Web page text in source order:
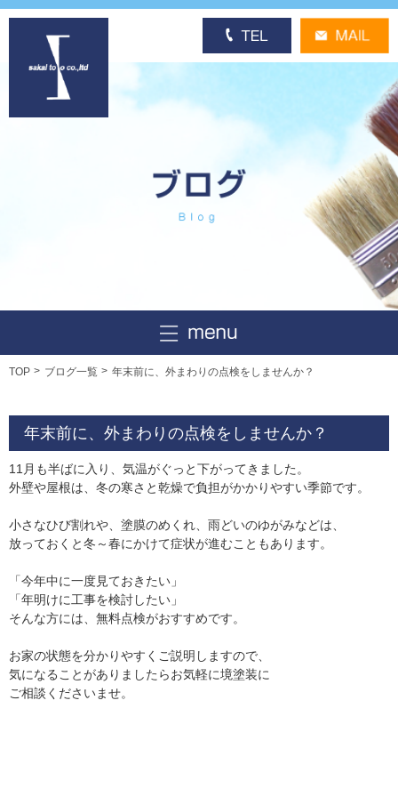
TOP ブログ一覧 年末前に、外まわりの点検をしませんか？
年末前に、外まわりの点検をしませんか？
11月も半ばに入り、気温がぐっと下がってきました。
外壁や屋根は、冬の寒さと乾燥で負担がかかりやすい季節です。
小さなひび割れや、塗膜のめくれ、雨どいのゆがみなどは、
放っておくと冬～春にかけて症状が進むこともあります。
「今年中に一度見ておきたい」
「年明けに工事を検討したい」
そんな方には、無料点検がおすすめです。
お家の状態を分かりやすくご説明しますので、
気になることがありましたらお気軽に境塗装に
ご相談くださいませ。